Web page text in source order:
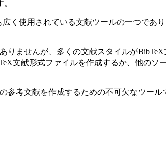
く使用されている文献ツールの一つであ
ませんが、多くの文献スタイルが
文献形式ファイルを作成するか、他のソ
考文献を作成するための不可欠なツー